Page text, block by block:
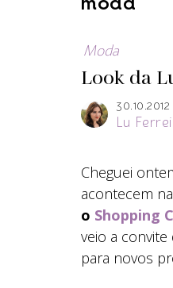
Moda
Look da
30.10.2012
Lu
Cheguei
acontecem
o Shopping
veio a
para novos